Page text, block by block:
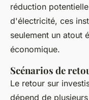
réduction
d'électricité, ces
seulement un atout
économique.
Scénarios de
Le retour sur
dépend de